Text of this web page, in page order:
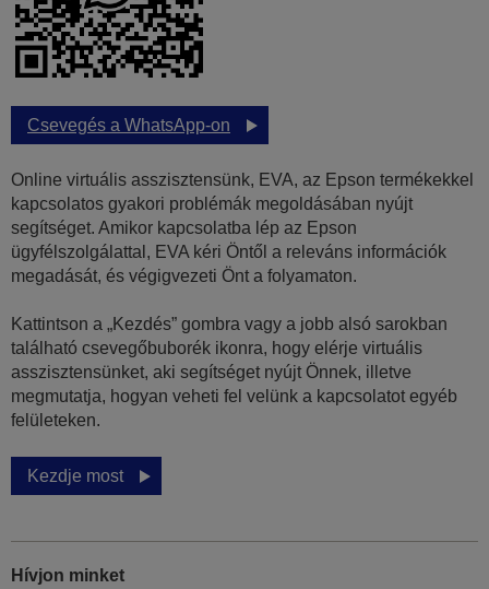
Csevegés a WhatsApp-on
Online virtuális asszisztensünk, EVA, az Epson termékekkel
kapcsolatos gyakori problémák megoldásában nyújt
segítséget. Amikor kapcsolatba lép az Epson
ügyfélszolgálattal, EVA kéri Öntől a releváns információk
megadását, és végigvezeti Önt a folyamaton.
Kattintson a „Kezdés” gombra vagy a jobb alsó sarokban
található csevegőbuborék ikonra, hogy elérje virtuális
asszisztensünket, aki segítséget nyújt Önnek, illetve
megmutatja, hogyan veheti fel velünk a kapcsolatot egyéb
felületeken.
Kezdje most
Hívjon minket